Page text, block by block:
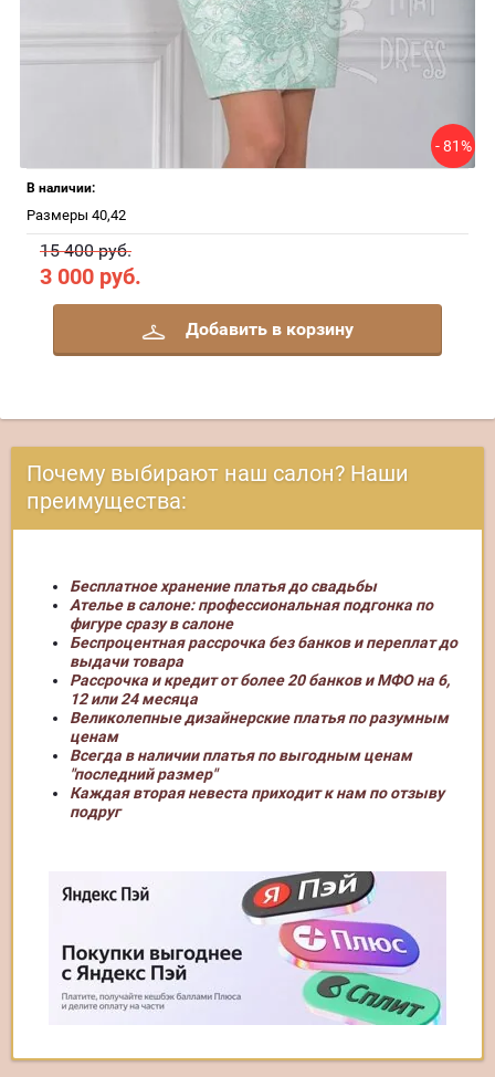
- 81%
В наличии:
Размеры 40,42
15 400 руб.
3 000 руб.
Добавить в корзину
Почему выбирают наш салон? Наши
преимущества:
Бесплатное хранение платья до свадьбы
Ателье в салоне: профессиональная подгонка по
фигуре сразу в салоне
Беспроцентная рассрочка без банков и переплат до
выдачи товара
Рассрочка и кредит от более 20 банков и МФО на 6,
12 или 24 месяца
Великолепные дизайнерские платья по разумным
ценам
Всегда в наличии платья по выгодным ценам
"последний размер"
Каждая вторая невеста приходит к нам по отзыву
подруг